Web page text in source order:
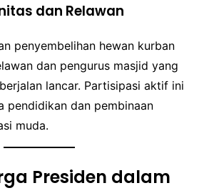
dan Relawan
penyembelihan hewan kurban
dan pengurus masjid yang
lancar. Partisipasi aktif ini
pendidikan dan pembinaan
muda.
Presiden dalam